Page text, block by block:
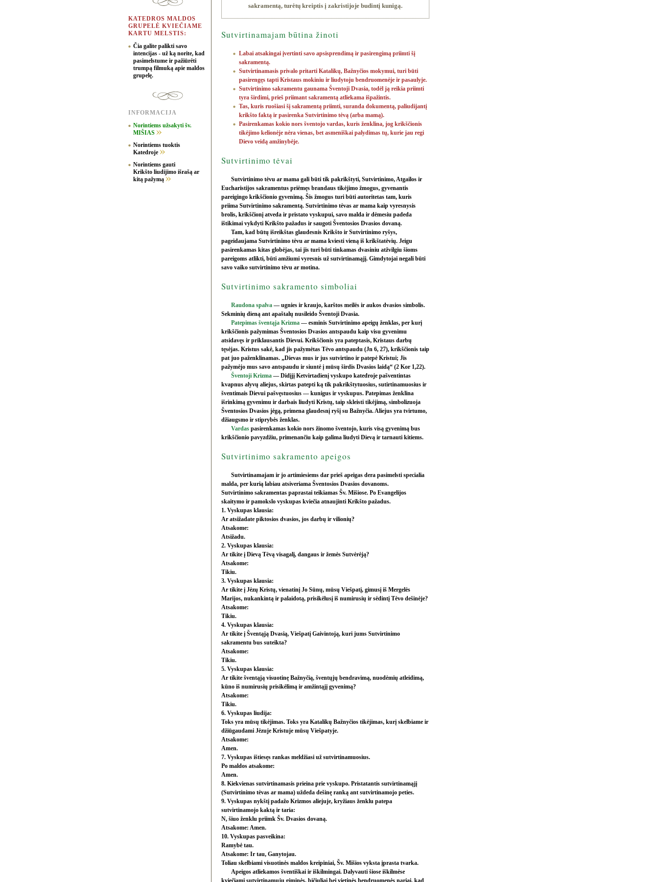
KATEDROS MALDOS
GRUPELĖ KVIEČIAME
KARTU MELSTIS:
Čia galite palikti savo
intencijas - už ką norite, kad
pasimelstume ir pažiūrėti
trumpą filmuką apie maldos
grupelę.
INFORMACIJA
Norintiems užsakyti šv.
MIŠIAS
Norintiems tuoktis
Katedroje
Norintiems gauti
Krikšto liudijimo išrašą ar
kitą pažymą
sakramentą, turėtų kreiptis į zakristijoje budintį kunigą.
Sutvirtinamajam būtina žinoti
Labai atsakingai įvertinti savo apsisprendimą ir pasirengimą priimti šį
sakramentą.
Sutvirtinamasis privalo pritarti Katalikų, Bažnyčios mokymui, turi būti
pasirengęs tapti Kristaus mokiniu ir liudytoju bendruomenėje ir pasaulyje.
Sutvirtinimo sakramentu gaunama Šventoji Dvasia, todėl ją reikia priimti
tyra širdimi, prieš priimant sakramentą atliekama išpažintis.
Tas, kuris ruošiasi šį sakramentą priimti, suranda dokumentą, paliudijantį
krikšto faktą ir pasirenka Sutvirtinimo tėvą (arba mamą).
Pasirenkamas kokio nors šventojo vardas, kuris ženklina, jog krikščionis
tikėjimo kelionėje nėra vienas, bet asmeniškai palydimas tų, kurie jau regi
Dievo veidą amžinybėje.
Sutvirtinimo tėvai
Sutvirtinimo tėvu ar mama gali būti tik pakrikštyti, Sutvirtinimo, Atgailos ir
Eucharistijos sakramentus priėmęs brandaus tikėjimo žmogus, gyvenantis
pareigingo krikščionio gyvenimą. Šis žmogus turi būti autoritetas tam, kuris
priima Sutvirtinimo sakramentą. Sutvirtinimo tėvas ar mama kaip vyresnysis
brolis, krikščionį atveda ir pristato vyskupui, savo malda ir dėmesiu padeda
ištikimai vykdyti Krikšto pažadus ir saugoti Šventosios Dvasios dovaną.
Tam, kad būtų išreikštas glaudesnis Krikšto ir Sutvirtinimo ryšys,
pageidaujama Sutvirtinimo tėvu ar mama kviesti vieną iš krikštatėvių. Jeigu
pasirenkamas kitas globėjas, tai jis turi būti tinkamas dvasiniu atžvilgiu šioms
pareigoms atlikti, būti amžiumi vyresnis už sutvirtinamąjį. Gimdytojai negali būti
savo vaiko sutvirtinimo tėvu ar motina.
Sutvirtinimo sakramento simboliai
Raudona spalva — ugnies ir kraujo, karštos meilės ir aukos dvasios simbolis.
Sekminių dieną ant apaštalų nusileido Šventoji Dvasia.
Patepimas šventąja Krizma — esminis Sutvirtinimo apeigų ženklas, per kurį
krikščionis pažymimas Šventosios Dvasios antspaudu kaip visu gyvenimu
atsidavęs ir priklausantis Dievui. Krikščionis yra pateptasis, Kristaus darbų
tęsėjas. Kristus sakė, kad jis pažymėtas Tėvo antspaudu (Jn 6, 27), krikščionis taip
pat juo paženklinamas. „Dievas mus ir jus sutvirtino ir patepė Kristui; Jis
pažymėjo mus savo antspaudu ir siuntė į mūsų širdis Dvasios laidą“ (2 Kor 1,22).
Šventoji Krizma — Didįjį Ketvirtadienį vyskupo katedroje pašventintas
kvapnus alyvų aliejus, skirtas patepti ką tik pakrikštytuosius, sutirtinamuosius ir
šventimais Dievui pašvęstuosius — kunigus ir vyskupus. Patepimas ženklina
išrinkimą gyvenimu ir darbais liudyti Kristų, taip skleisti tikėjimą, simbolizuoja
Šventosios Dvasios jėgą, primena glaudesnį ryšį su Bažnyčia. Aliejus yra tvirtumo,
džiaugsmo ir stiprybės ženklas.
Vardas pasirenkamas kokio nors žinomo šventojo, kuris visą gyvenimą bus
krikščionio pavyzdžiu, primenančiu kaip galima liudyti Dievą ir tarnauti kitiems.
Sutvirtinimo sakramento apeigos
Sutvirtinamajam ir jo artimiesiems dar prieš apeigas dera pasimelsti specialia
malda, per kurią labiau atsiveriama Šventosios Dvasios dovanoms.
Sutvirtinimo sakramentas paprastai teikiamas Šv. Mišiose. Po Evangelijos
skaitymo ir pamokslo vyskupas kviečia atnaujinti Krikšto pažadus.
1. Vyskupas klausia:
Ar atsižadate piktosios dvasios, jos darbų ir vilionių?
Atsakome:
Atsižadu.
2. Vyskupas klausia:
Ar tikite į Dievą Tėvą visagalį, dangaus ir žemės Sutvėrėją?
Atsakome:
Tikiu.
3. Vyskupas klausia:
Ar tikite į Jėzų Kristų, vienatinį Jo Sūnų, mūsų Viešpatį, gimusį iš Mergelės
Marijos, nukankintą ir palaidotą, prisikėlusį iš numirusių ir sėdintį Tėvo dešinėje?
Atsakome:
Tikiu.
4. Vyskupas klausia:
Ar tikite į Šventąją Dvasią, Viešpatį Gaivintoją, kuri jums Sutvirtinimo
sakramentu bus suteikta?
Atsakome:
Tikiu.
5. Vyskupas klausia:
Ar tikite šventąją visuotinę Bažnyčią, šventųjų bendravimą, nuodėmių atleidimą,
kūno iš numirusių prisikėlimą ir amžintąjį gyvenimą?
Atsakome:
Tikiu.
6. Vyskupas liudija:
Toks yra mūsų tikėjimas. Toks yra Katalikų Bažnyčios tikėjimas, kurį skelbiame ir
džiūgaudami Jėzuje Kristuje mūsų Viešpatyje.
Atsakome:
Amen.
7. Vyskupas ištiesęs rankas meldžiasi už sutvirtinamuosius.
Po maldos atsakome:
Amen.
8. Kiekvienas sutvirtinamasis prieina prie vyskupo. Pristatantis sutvirtinamąjį
(Sutvirtinimo tėvas ar mama) uždeda dešinę ranką ant sutvirtinamojo peties.
9. Vyskupas nykštį padažo Krizmos aliejuje, kryžiaus ženklu patepa
sutvirtinamojo kaktą ir taria:
N, šiuo ženklu priimk Šv. Dvasios dovaną.
Atsakome: Amen.
10. Vyskupas pasveikina:
Ramybė tau.
Atsakome: Ir tau, Ganytojau.
Toliau skelbiami visuotinės maldos kreipiniai, Šv. Mišios vyksta įprasta tvarka.
Apeigos atliekamos šventiškai ir iškilmingai. Dalyvauti šiose iškilmėse
kviečiami sutvirtinamųjų giminės, bičiuliai bei vietinės bendruomenės nariai, kad